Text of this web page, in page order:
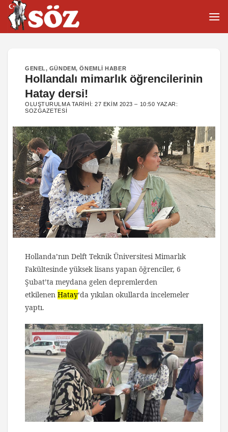
İçeriğe
atla
GENEL, GÜNDEM,ÖNEMLI HABER
Hollandalı mimarlık öğrencilerinin
Hatay dersi!
OLUŞTURULMA TARIHI:27 EKIM 2023 – 10:50 YAZAR:
SOZGAZETESI
Hollanda’nın Delft Teknik Üniversitesi Mimarlık
Fakültesinde yüksek lisans yapan öğrenciler, 6
Şubat’ta meydana gelen depremlerden
etkilenen Hatay‘da yıkılan okullarda incelemeler
yaptı.